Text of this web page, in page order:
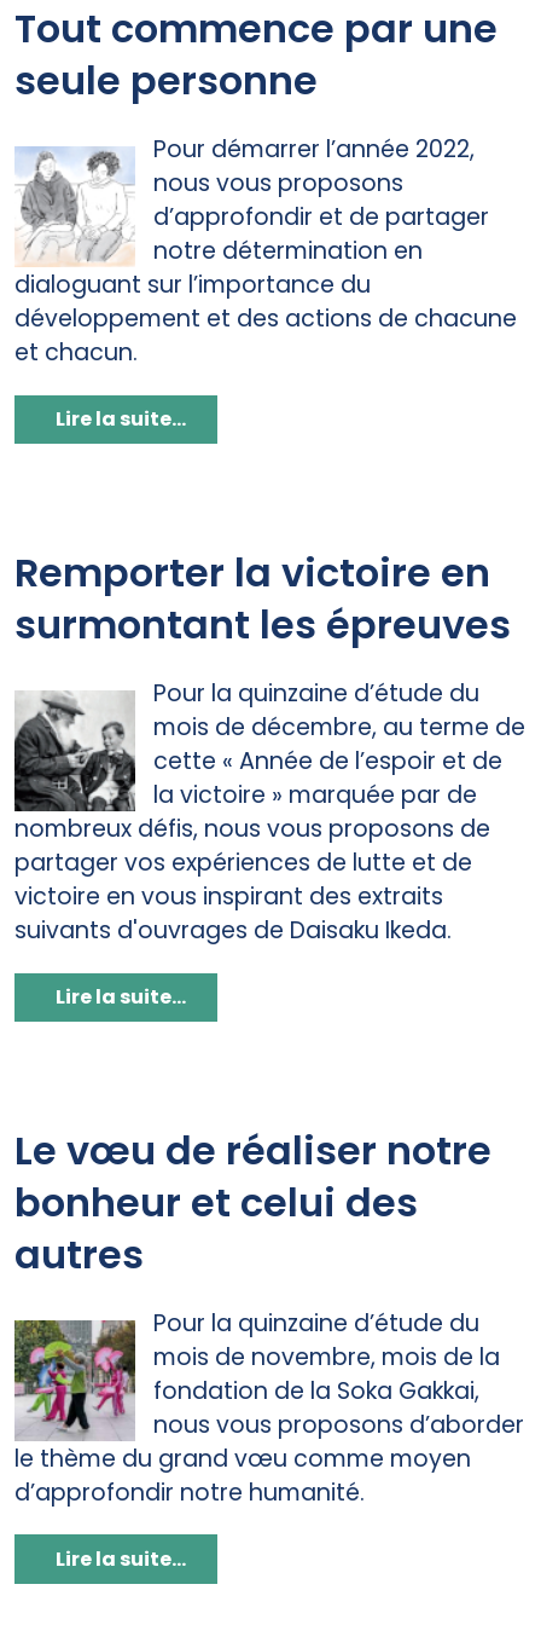
Tout commence par une
seule personne
Pour démarrer l’année 2022,
nous vous proposons
d’approfondir et de partager
notre détermination en
dialoguant sur l’importance du
développement et des actions de chacune
et chacun.
Lire la suite...
Remporter la victoire en
surmontant les épreuves
Pour la quinzaine d’étude du
mois de décembre, au terme de
cette « Année de l’espoir et de
la victoire » marquée par de
nombreux défis, nous vous proposons de
partager vos expériences de lutte et de
victoire en vous inspirant des extraits
suivants d'ouvrages de Daisaku Ikeda.
Lire la suite...
Le vœu de réaliser notre
bonheur et celui des
autres
Pour la quinzaine d’étude du
mois de novembre, mois de la
fondation de la Soka Gakkai,
nous vous proposons d’aborder
le thème du grand vœu comme moyen
d’approfondir notre humanité.
Lire la suite...